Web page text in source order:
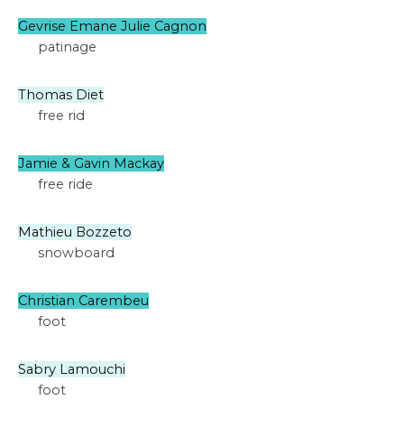
Gevrise Emane Julie Cagnon
patinage
Thomas Diet
free rid
Jamie & Gavin Mackay
free ride
Mathieu Bozzeto
snowboard
Christian Carembeu
foot
Sabry Lamouchi
foot